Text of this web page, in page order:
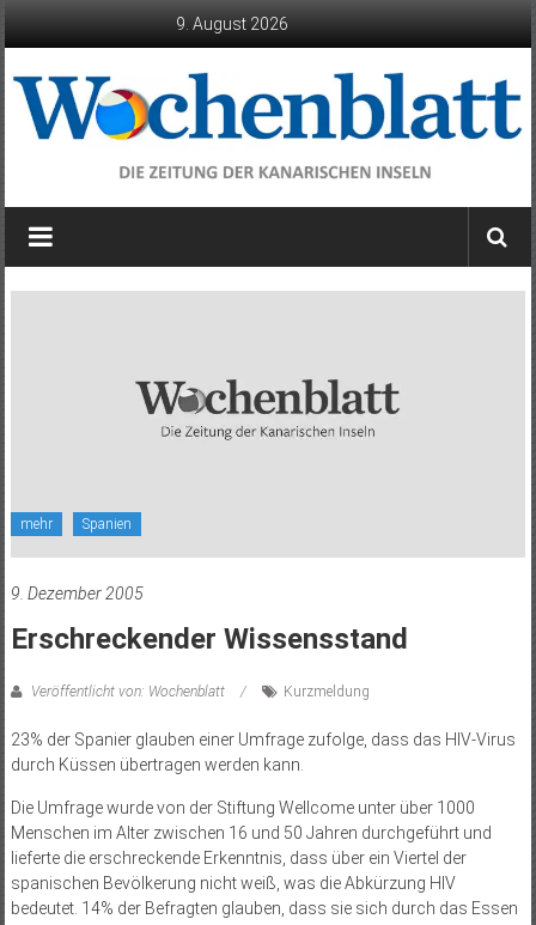
9. August 2026
Wochenblatt
die
mehr Spanien
9. Dezember 2005
Erschreckender Wissensstand
Veröffentlicht von: Wochenblatt Kurzmeldung
23% der Spanier glauben einer Umfrage zufolge, dass das HIV-Virus
durch Küssen übertragen werden kann.
Die Umfrage wurde von der Stiftung Wellcome unter über 1000
Menschen im Alter zwischen 16 und 50 Jahren durchgeführt und
lieferte die erschreckende Erkenntnis, dass über ein Viertel der
spanischen Bevölkerung nicht weiß, was die Abkürzung HIV
bedeutet. 14% der Befragten glauben, dass sie sich durch das Essen